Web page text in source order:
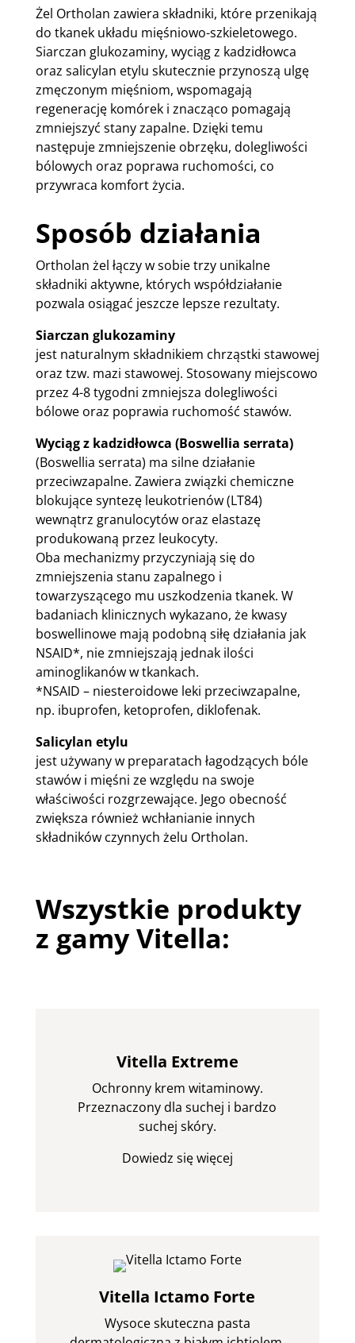
Żel Ortholan zawiera składniki, które przenikają
do tkanek układu mięśniowo-szkieletowego.
Siarczan glukozaminy, wyciąg z kadzidłowca
oraz salicylan etylu skutecznie przynoszą ulgę
zmęczonym mięśniom, wspomagają
regenerację komórek i znacząco pomagają
zmniejszyć stany zapalne. Dzięki temu
następuje zmniejszenie obrzęku, dolegliwości
bólowych oraz poprawa ruchomości, co
przywraca komfort życia.
Sposób działania
Ortholan żel łączy w sobie trzy unikalne
składniki aktywne, których współdziałanie
pozwala osiągać jeszcze lepsze rezultaty.
Siarczan glukozaminy
jest naturalnym składnikiem chrząstki stawowej
oraz tzw. mazi stawowej. Stosowany miejscowo
przez 4-8 tygodni zmniejsza dolegliwości
bólowe oraz poprawia ruchomość stawów.
Wyciąg z kadzidłowca (Boswellia serrata)
(Boswellia serrata) ma silne działanie
przeciwzapalne. Zawiera związki chemiczne
blokujące syntezę leukotrienów (LT84)
wewnątrz granulocytów oraz elastazę
produkowaną przez leukocyty.
Oba mechanizmy przyczyniają się do
zmniejszenia stanu zapalnego i
towarzyszącego mu uszkodzenia tkanek. W
badaniach klinicznych wykazano, że kwasy
boswellinowe mają podobną siłę działania jak
NSAID*, nie zmniejszają jednak ilości
aminoglikanów w tkankach.
*NSAID – niesteroidowe leki przeciwzapalne,
np. ibuprofen, ketoprofen, diklofenak.
Salicylan etylu
jest używany w preparatach łagodzących bóle
stawów i mięśni ze względu na swoje
właściwości rozgrzewające. Jego obecność
zwiększa również wchłanianie innych
składników czynnych żelu Ortholan.
Wszystkie produkty
z gamy Vitella:
Vitella Extreme
Ochronny krem witaminowy.
Przeznaczony dla suchej i bardzo
suchej skóry.
Dowiedz się więcej
Vitella Ictamo Forte
Wysoce skuteczna pasta